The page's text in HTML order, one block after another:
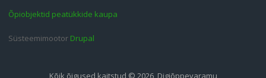
Õpiobjektid peatükkide kaupa
Süsteemimootor Drupal